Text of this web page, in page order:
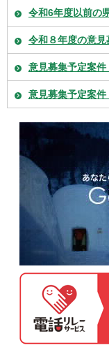
令和6年度以前の
令和８年度の意
意見募集予定案
意見募集予定案